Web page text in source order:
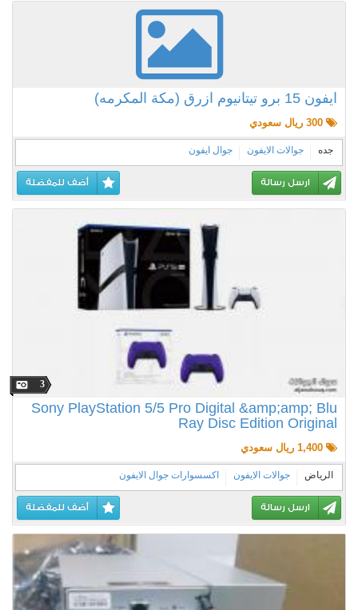
ايفون 15 برو تيتانيوم ازرق (مكة المكرمه)
جده جوالات الايفون جوال ايفون
ارسل رسالة أضف للمفضلة
3
Sony PlayStation 5/5 Pro Digital &amp;amp; Blu
Ray Disc Edition Original
الرياض جوالات الايفون اكسسوارات جوال الايفون
ارسل رسالة أضف للمفضلة